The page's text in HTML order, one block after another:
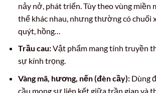
nảy nở, phát triển. Tùy theo vùng miền
thể khác nhau, nhưng thường có chuối
quýt, hồng…
Trầu cau:Vật phẩm mang tính truyền
sự kính trọng.
Vàng mã, hương, nến (đèn cầy):Dùng
cầu mong sự liên kết giữa trần gian và